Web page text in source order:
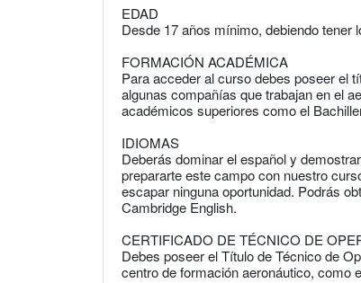
EDAD
Desde 17 años mínimo, debiendo tener
FORMACIÓN ACADÉMICA
Para acceder al curso debes poseer el
algunas compañías que trabajan en el
académicos superiores como el
IDIOMAS
Deberás dominar el español y
prepararte este campo con nuestro
escapar ninguna oportunidad. Podrás
Cambridge English.
CERTIFICADO DE TÉCNICO DE
Debes poseer el Título de Técnico de
centro de formación aeronáutico, como